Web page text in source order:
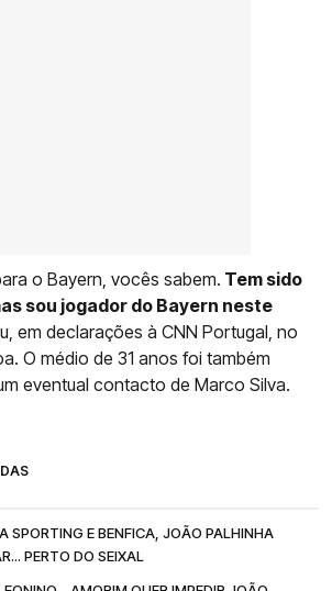
o Bayern, vocês sabem. Tem sido
sou jogador do Bayern neste
em declarações à CNN Portugal, no
O médio de 31 anos foi também
eventual contacto de Marco Silva.
SPORTING E BENFICA, JOÃO PALHINHA
PERTO DO SEIXAL